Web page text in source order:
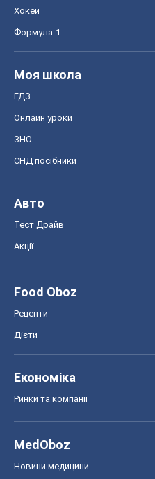
Хокей
Формула-1
Моя школа
ГДЗ
Онлайн уроки
ЗНО
СНД посібники
Авто
Тест Драйв
Акції
Food Oboz
Рецепти
Дієти
Економіка
Ринки та компанії
MedOboz
Новини медицини